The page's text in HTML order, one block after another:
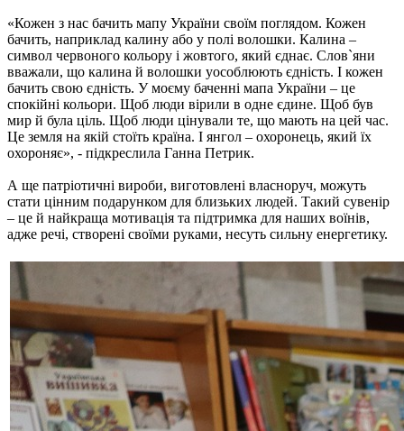
«Кожен з нас бачить мапу України своїм поглядом. Кожен
бачить, наприклад калину або у полі волошки. Калина –
символ червоного кольору і жовтого, який єднає. Слов`яни
вважали, що калина й волошки уособлюють єдність. І кожен
бачить свою єдність. У моєму баченні мапа України – це
спокійні кольори. Щоб люди вірили в одне єдине. Щоб був
мир й була ціль. Щоб люди цінували те, що мають на цей час.
Це земля на якій стоїть країна. І янгол – охоронець, який їх
охороняє», - підкреслила Ганна Петрик.
А ще патріотичні вироби, виготовлені власноруч, можуть
стати цінним подарунком для близьких людей. Такий сувенір
– це й найкраща мотивація та підтримка для наших воїнів,
адже речі, створені своїми руками, несуть сильну енергетику.